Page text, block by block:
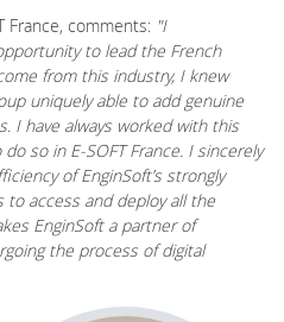
France, comments: "I
to lead the French
from this industry, I knew
uniquely able to add genuine
I have always worked with this
so in E-SOFT France. I sincerely
of EnginSoft’s strongly
access and deploy all the
EnginSoft a partner of
the process of digital